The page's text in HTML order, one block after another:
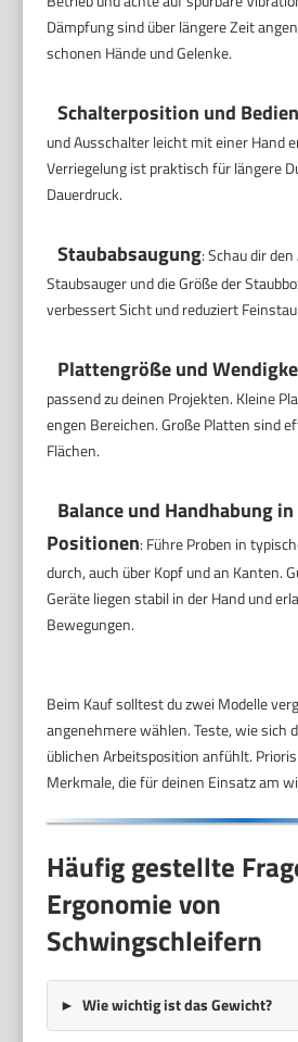
Dämpfung sind über längere Zeit
schonen Hände und Gelenke.
Schalterposition und
und Ausschalter leicht mit einer Hand
Verriegelung ist praktisch für längere
Dauerdruck.
Staubabsaugung: Schau dir
Staubsauger und die Größe der
verbessert Sicht und reduziert
Plattengröße und
passend zu deinen Projekten. Kleine
engen Bereichen. Große Platten sind
Flächen.
Balance und Handhabung
Positionen: Führe Proben in
durch, auch über Kopf und an Kanten.
Geräte liegen stabil in der Hand und
Bewegungen.
Beim Kauf solltest du zwei Modelle
angenehmere wählen. Teste, wie sich
üblichen Arbeitsposition anfühlt.
Merkmale, die für deinen Einsatz am
Häufig gestellte
Ergonomie von
Schwingschleifern
Wie wichtig ist das Gewicht?